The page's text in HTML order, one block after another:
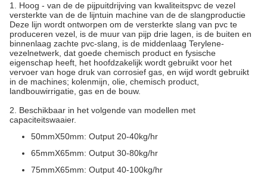
1. Hoog - van de de pijpuitdrijving van kwaliteitspvc de vezel
versterkte van de de lijntuin machine van de de slangproductie
Deze lijn wordt ontworpen om de versterkte slang van pvc te
produceren vezel, is de muur van pijp drie lagen, is de buiten en
binnenlaag zachte pvc-slang, is de middenlaag Terylene-
vezelnetwerk, dat goede chemisch product en fysische
eigenschap heeft, het hoofdzakelijk wordt gebruikt voor het
vervoer van hoge druk van corrosief gas, en wijd wordt gebruikt
in de machines; kolenmijn, olie, chemisch product,
landbouwirrigatie, gas en de bouw.
2. Beschikbaar in het volgende van modellen met
capaciteitswaaier.
50mmX50mm: Output 20-40kg/hr
65mmX65mm: Output 30-80kg/hr
75mmX65mm: Output 40-100kg/hr